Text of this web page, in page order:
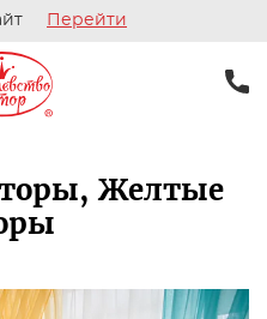
Перейти
Желтые